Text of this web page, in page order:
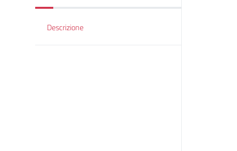
Descrizione